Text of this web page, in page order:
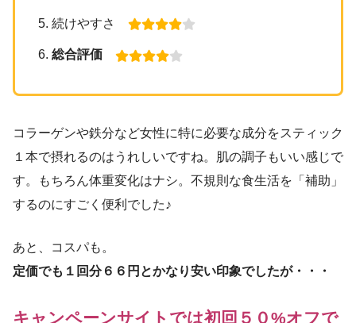
続けやすさ
総合評価
コラーゲンや鉄分など女性に特に必要な成分をスティック
１本で摂れるのはうれしいですね。肌の調子もいい感じで
す。もちろん体重変化はナシ。不規則な食生活を「補助」
するのにすごく便利でした♪
あと、コスパも。
定価でも１回分６６円とかなり安い印象でしたが・・・
キャンペーンサイトでは初回５０%オフで